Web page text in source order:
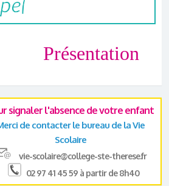
Présentation
signaler l'absence de votre enfant
de contacter le bureau de la Vie
Scolaire
vie-scolaire@college-ste-therese.fr
02 97 41 45 59 à partir de 8h40